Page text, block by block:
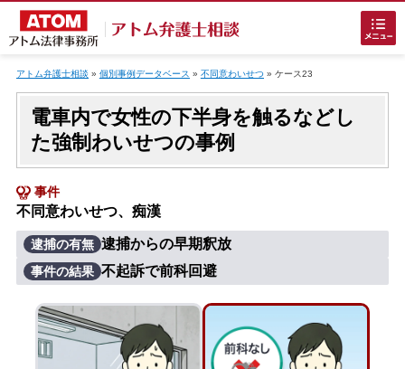
ホームに戻る
刑事事件でお困りの方
刑事事件の無料相談
アトム弁護士相談 » 個別事例データベース » 不同意わいせつ» ケース23
電車内で女性の下半身を触るなどし
た強制わいせつの事例
事件
不同意わいせつ、痴漢
逮捕の有無 逮捕からの早期釈放
事件の結果 不起訴で前科回避